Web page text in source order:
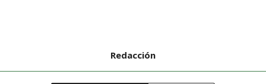
Redacción